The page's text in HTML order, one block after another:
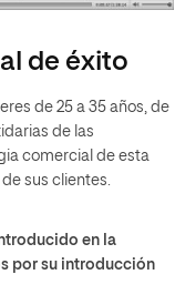
de éxito
de 25 a 35 años, de
de las
comercial de esta
sus clientes.
en la
por su introducción